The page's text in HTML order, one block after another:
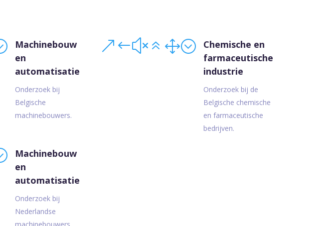
Machinebouw
en
automatisatie
Onderzoek bij
Belgische
machinebouwers.
Machinebouw
en
automatisatie
Onderzoek bij
Nederlandse
machinebouwers.
&#x61;
Chemische en
farmaceutische
industrie
Onderzoek bij de
Belgische chemische
en farmaceutische
bedrijven.